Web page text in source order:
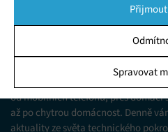
pomocí přepínačů v Zásadách
Spravovat souhlas ve spodní části
Ukládání a/nebo přístup k
publiku prostřednictvím statistik
různých zdrojů.
Přijmout
Spravovat
Jsme web zajímající se o
od mobilních telefonů, přes domácí
až po chytrou domácnost. Denně
aktuality ze světa technického